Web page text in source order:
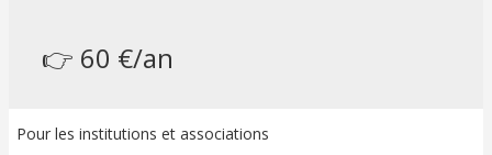
👉 60 €/an
Pour les institutions et associations